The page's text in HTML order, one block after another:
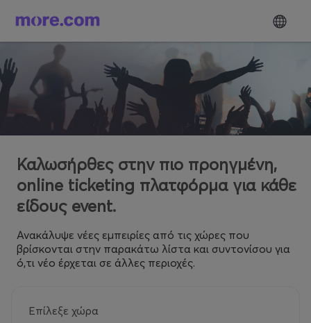
Καλωσήρθες στην πιο προηγμένη,
online ticketing πλατφόρμα για κάθε
είδους event.
Ανακάλυψε νέες εμπειρίες από τις χώρες που
βρίσκονται στην παρακάτω λίστα και συντονίσου για
ό,τι νέο έρχεται σε άλλες περιοχές.
Επίλεξε χώρα